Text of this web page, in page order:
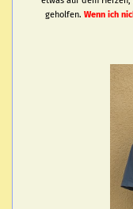
geholfen. Wenn ich